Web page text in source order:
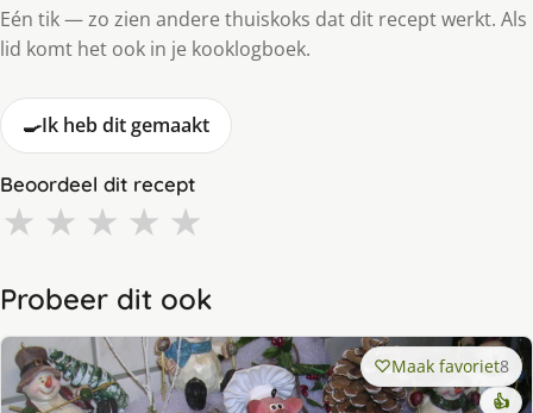
Eén tik — zo zien andere thuiskoks dat dit recept werkt. Als
lid komt het ook in je kooklogboek.
🍳Ik heb dit gemaakt
Beoordeel dit recept
★ ★ ★ ★ ★
Probeer dit ook
Maak favoriet8
👍